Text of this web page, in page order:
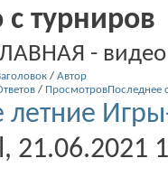
турниров
- видео
/ Автор
/ ПросмотровПоследнее
летние
, 21.06.2021